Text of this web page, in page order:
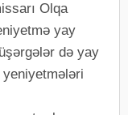
Olqa
yay
də yay